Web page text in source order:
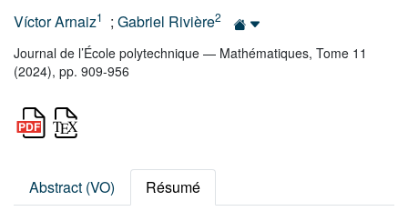
Víctor Arnaiz1 ; Gabriel Rivière2
Journal de l’École polytechnique — Mathématiques, Tome 11
(2024), pp. 909-956
Abstract (VO) Résumé